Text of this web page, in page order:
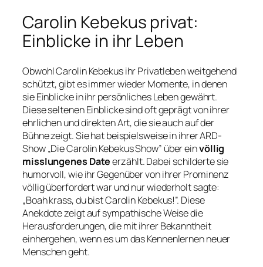
Carolin Kebekus privat:
Einblicke in ihr Leben
Obwohl Carolin Kebekus ihr Privatleben weitgehend
schützt, gibt es immer wieder Momente, in denen
sie Einblicke in ihr persönliches Leben gewährt.
Diese seltenen Einblicke sind oft geprägt von ihrer
ehrlichen und direkten Art, die sie auch auf der
Bühne zeigt. Sie hat beispielsweise in ihrer ARD-
Show „Die Carolin Kebekus Show” über einvöllig
misslungenes Dateerzählt. Dabei schilderte sie
humorvoll, wie ihr Gegenüber von ihrer Prominenz
völlig überfordert war und nur wiederholt sagte:
„Boah krass, du bist Carolin Kebekus!”. Diese
Anekdote zeigt auf sympathische Weise die
Herausforderungen, die mit ihrer Bekanntheit
einhergehen, wenn es um das Kennenlernen neuer
Menschen geht.